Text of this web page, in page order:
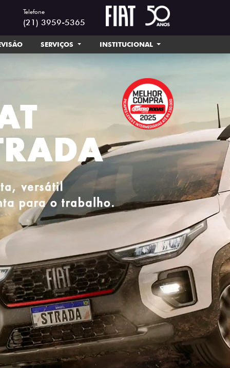
Telefone
(21) 3959-5365
SERVIÇOS INSTITUCIONAL